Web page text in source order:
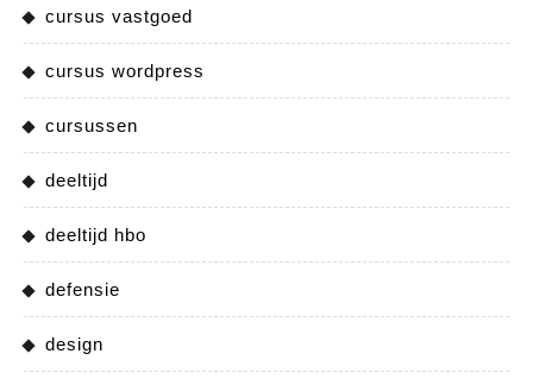
cursus vastgoed
cursus wordpress
cursussen
deeltijd
deeltijd hbo
defensie
design